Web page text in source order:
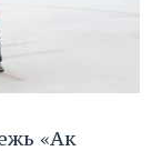
«Ак